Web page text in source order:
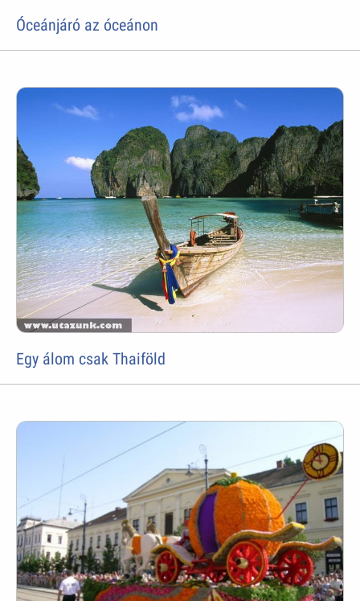
Óceánjáró az óceánon
Egy álom csak Thaiföld